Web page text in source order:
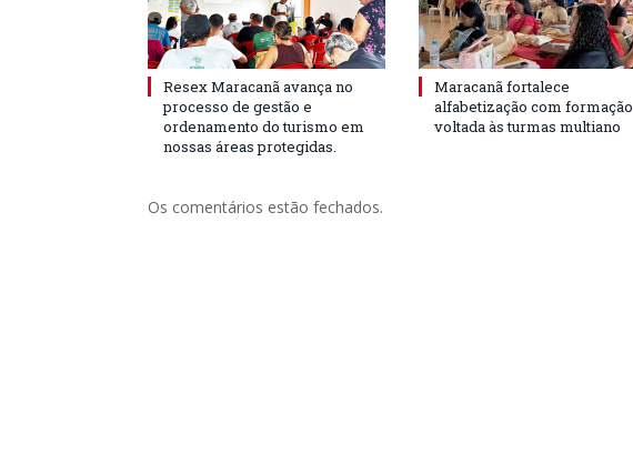
Resex Maracanã avança no
processo de gestão e
ordenamento do turismo em
nossas áreas protegidas.
Maracanã fortalece
alfabetização com formação
voltada às turmas multiano
Os comentários estão fechados.